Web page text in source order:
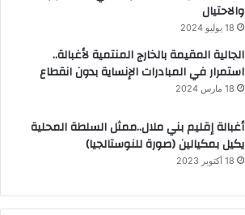
والاحتيال
18 يوليو 2024
الجالية المقيمة بالخارج المنتمية لأغبالة..
استمرار في المبادرات الإنساية بدون انقطاع
18 مارس 2024
أغبالة إقليم بني ملال..ممثل السلطة المحلية
يكيل بمكيالين (صورة للنوستالجيا)
18 أكتوبر 2023